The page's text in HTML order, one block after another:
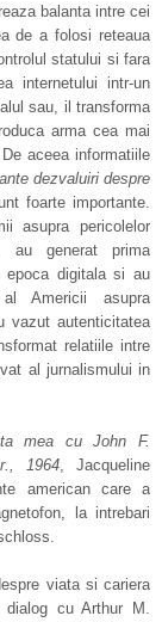
balanta intre cei
de a folosi reteaua
statului si fara
internetului intr-un
sau, il transforma
arma cea mai
aceea informatiile
dezvaluiri despre
foarte importante.
asupra pericolelor
au generat prima
epoca digitala si au
al Americii asupra
vazut autenticitatea
relatiile intre
al jurnalismului in
mea cu John F.
1964, Jacqueline
american care a
la intrebari
viata si cariera
cu Arthur M.